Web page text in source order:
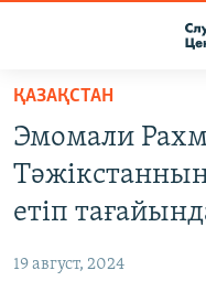
Вернуться
основному
содержанию
Вернутся
главной
навигации
КОНТАКТЫ
НАСТОЯЩЕЕ ВРЕМЯ
ҚАЗАҚСТАН
Эмомали
етіп
19 август, 2024